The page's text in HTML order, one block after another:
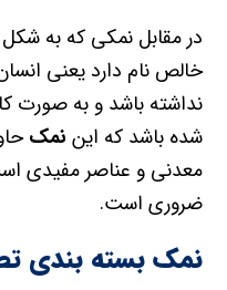
در مقابل نمکی که به
خالص نام دارد یعنی
نداشته باشد و به صورت
شده باشد که این نمک
معدنی و عناصر مفیدی
ضروری است.
نمک بسته بندی